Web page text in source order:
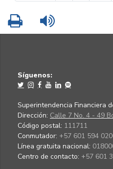
Imprimir
Síguenos:
Superintendencia Financiera
Dirección: Calle 7 No. 4 - 49
Código postal: 111711
Conmutador: +57 601 594
Línea gratuita nacional:
Centro de contacto: +57 601